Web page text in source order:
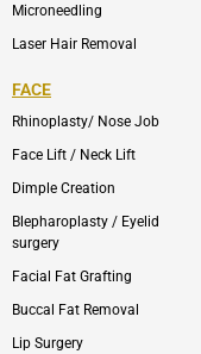
Microneedling
Laser Hair Removal
FACE
Rhinoplasty/ Nose Job
Face Lift / Neck Lift
Dimple Creation
Blepharoplasty / Eyelid
surgery
Facial Fat Grafting
Buccal Fat Removal
Lip Surgery